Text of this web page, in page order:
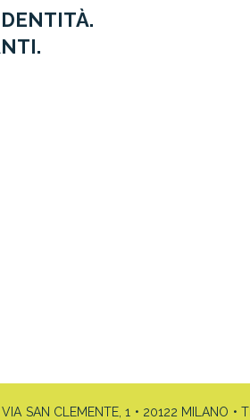
SAN CLEMENTE, 1 • 20122 MILANO